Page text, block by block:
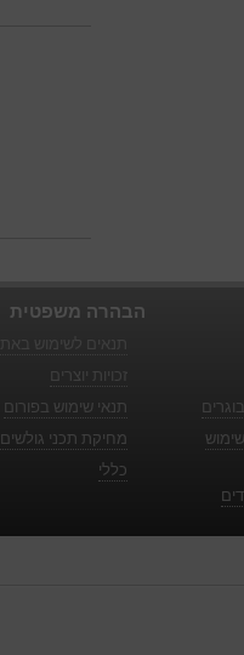
הבהרה משפטית
זכויות יוצרים
תנאי שימוש בפורום
מחיקת תכני גולשים
כללי